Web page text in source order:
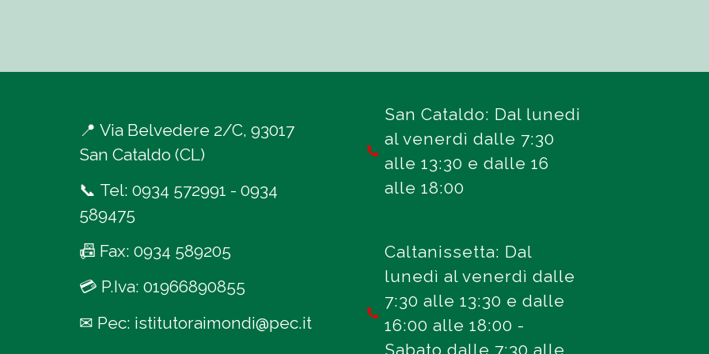
📍 Via Belvedere 2/C, 93017
San Cataldo (CL)
📞 Tel: 0934 572991 - 0934
589475
📠 Fax: 0934 589205
💳 P.Iva: 01966890855
✉ Pec: istitutoraimondi@pec.it
San Cataldo: Dal lunedi
al venerdì dalle 7:30
alle 13:30 e dalle 16
alle 18:00
Caltanissetta: Dal
lunedì al venerdì dalle
7:30 alle 13:30 e dalle
16:00 alle 18:00 -
Sabato dalle 7:30 alle